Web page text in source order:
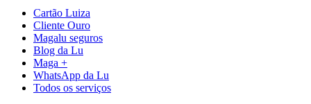
Cartão Luiza
Cliente Ouro
Magalu seguros
Blog da Lu
Maga +
WhatsApp da Lu
Todos os serviços